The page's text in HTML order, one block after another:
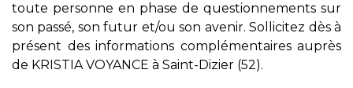
toute personne en phase de questionnements sur
son passé, son futur et/ou son avenir. Sollicitez dès à
présent des informations complémentaires auprès
de KRISTIA VOYANCE à Saint-Dizier (52).